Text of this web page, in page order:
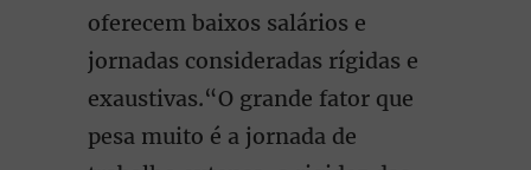
oferecem baixos salários e
jornadas consideradas rígidas e
exaustivas.“O grande fator que
pesa muito é a jornada de